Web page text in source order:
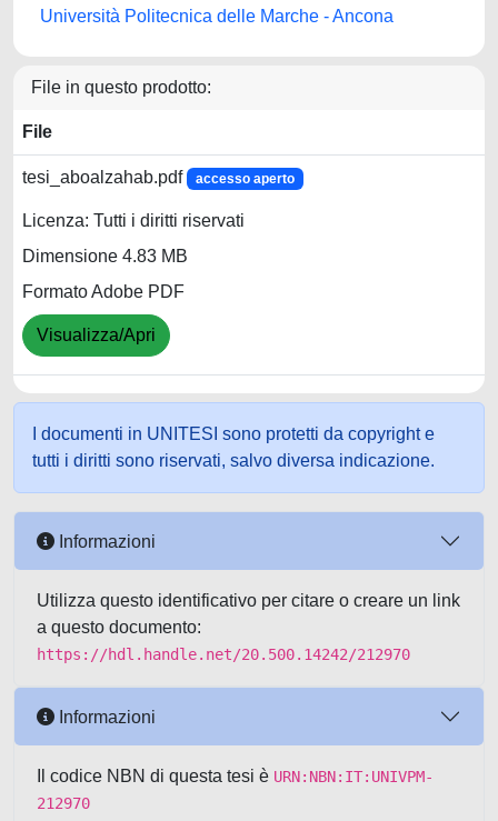
Università Politecnica delle Marche - Ancona
File in questo prodotto:
File
tesi_aboalzahab.pdf accesso aperto
Licenza: Tutti i diritti riservati
Dimensione 4.83 MB
Formato Adobe PDF
Visualizza/Apri
I documenti in UNITESI sono protetti da copyright e
tutti i diritti sono riservati, salvo diversa indicazione.
Informazioni
Utilizza questo identificativo per citare o creare un link
a questo documento:
https://hdl.handle.net/20.500.14242/212970
Informazioni
Il codice NBN di questa tesi è URN:NBN:IT:UNIVPM-
212970